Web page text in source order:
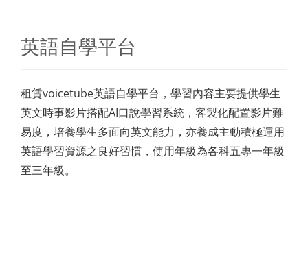
英語自學平台
租賃voicetube英語自學平台，學習內容主要提供學生
英文時事影片搭配AI口說學習系統，客製化配置影片難
易度，培養學生多面向英文能力，亦養成主動積極運用
英語學習資源之良好習慣，使用年級為各科五專一年級
至三年級。